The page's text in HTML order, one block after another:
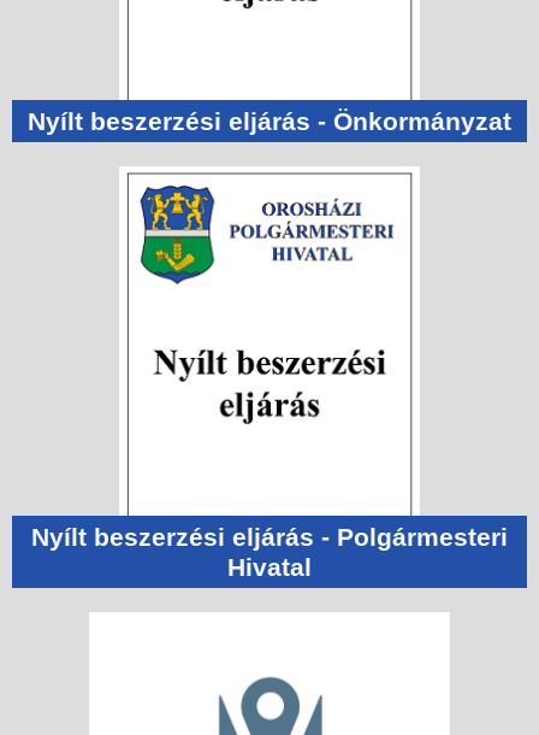
Nyílt beszerzési eljárás - Önkormányzat
Nyílt beszerzési eljárás - Polgármesteri
Hivatal